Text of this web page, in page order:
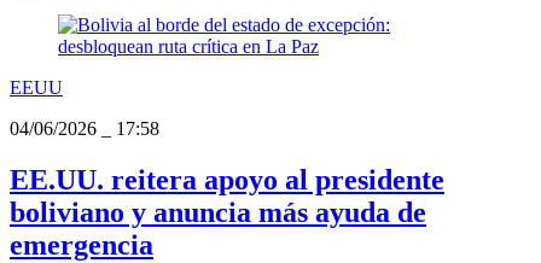
EEUU
04/06/2026
17:58
EE.UU. reitera apoyo al presidente
boliviano y anuncia más ayuda de
emergencia